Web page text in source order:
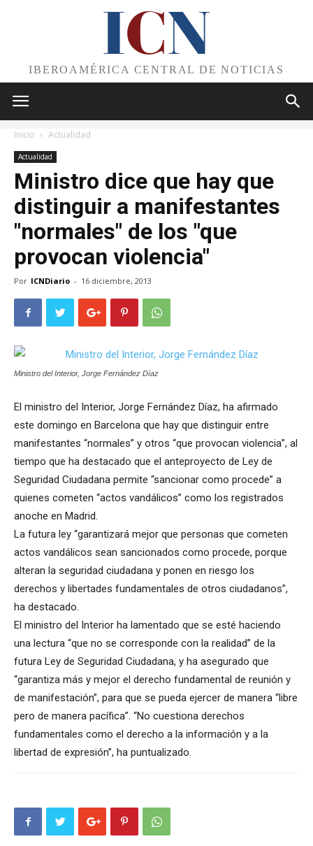
ICN
IBEROAMÉRICA CENTRAL DE NOTICIAS
Inicio Actualidad
Actualidad
Ministro dice que hay que
distinguir a manifestantes
"normales" de los "que
provocan violencia"
Por ICNDiario - 16 diciembre, 2013
Ministro del Interior, Jorge Fernández Díaz
El ministro del Interior, Jorge Fernández Díaz, ha afirmado
este domingo en Barcelona que hay que distinguir entre
manifestantes “normales” y otros “que provocan violencia”, al
tiempo que ha destacado que el anteproyecto de Ley de
Seguridad Ciudadana permite “sancionar como procede” a
quienes cometen “actos vandálicos” como los registrados
anoche en Madrid.
La futura ley “garantizará mejor que personas que cometen
actos vandálicos sean sancionados como procede, porque
alteran la seguridad ciudadana y ponen en riesgo los
derechos y libertades fundamentales de otros ciudadanos”,
ha destacado.
El ministro del Interior ha lamentado que se esté haciendo
una lectura “que no se corresponde con la realidad” de la
futura Ley de Seguridad Ciudadana, y ha asegurado que
“garantiza más y mejor el derecho fundamental de reunión y
de manifestación”, para que se pueda ejercer de manera “libre
pero de manera pacífica”. “No cuestiona derechos
fundamentales como el derecho a la información y a la
libertad de expresión”, ha puntualizado.